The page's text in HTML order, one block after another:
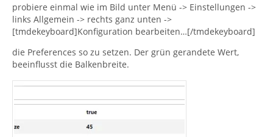
probiere einmal wie im Bild unter Menü -> Einstellungen ->
links Allgemein -> rechts ganz unten ->
[tmdekeyboard]Konfiguration bearbeiten…[/tmdekeyboard]
die Preferences so zu setzen. Der grün gerandete Wert,
beeinflusst die Balkenbreite.